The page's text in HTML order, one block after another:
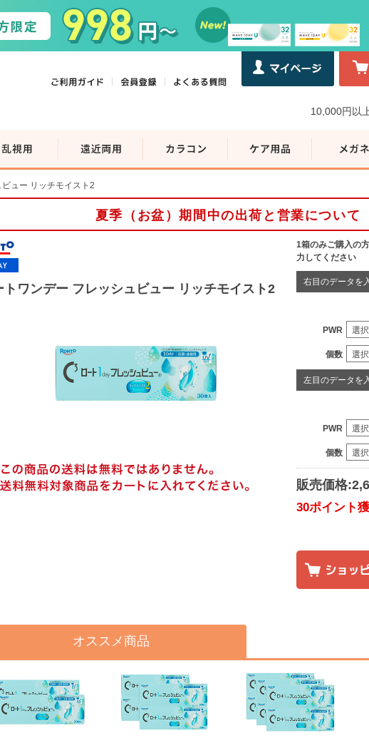
10,000円以
ュー リッチモイスト2
夏季（お盆）期間中の出荷と営業について
トワンデー フレッシュビュー リッチモイスト2
1箱のみご購入の
力してください
右目のデータを
PWR
個数
左目のデータを
PWR
個数
販売価格
30ポイント
オススメ商品